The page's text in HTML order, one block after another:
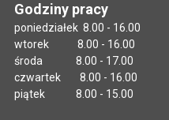
Godziny pracy
poniedziałek 8.00 - 16.00
wtorek 8.00 - 16.00
środa 8.00 - 17.00
czwartek 8.00 - 16.00
piątek 8.00 - 15.00